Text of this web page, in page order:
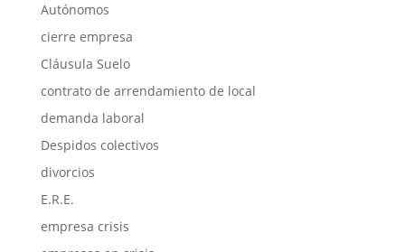
Autónomos
cierre empresa
Cláusula Suelo
contrato de arrendamiento de local
demanda laboral
Despidos colectivos
divorcios
E.R.E.
empresa crisis